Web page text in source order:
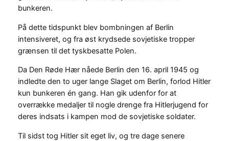
bunkeren.
På dette tidspunkt blev bombningen af Berlin
intensiveret, og fra øst krydsede sovjetiske tropper
grænsen til det tyskbesatte Polen.
Da Den Røde Hær nåede Berlin den 16. april 1945 og
indledte den to uger lange Slaget om Berlin, forlod Hitler
kun bunkeren én gang. Han gik udenfor for at
overrække medaljer til nogle drenge fra Hitlerjugend for
deres indsats i kampen mod de sovjetiske soldater.
Til sidst tog Hitler sit eget liv, og tre dage senere